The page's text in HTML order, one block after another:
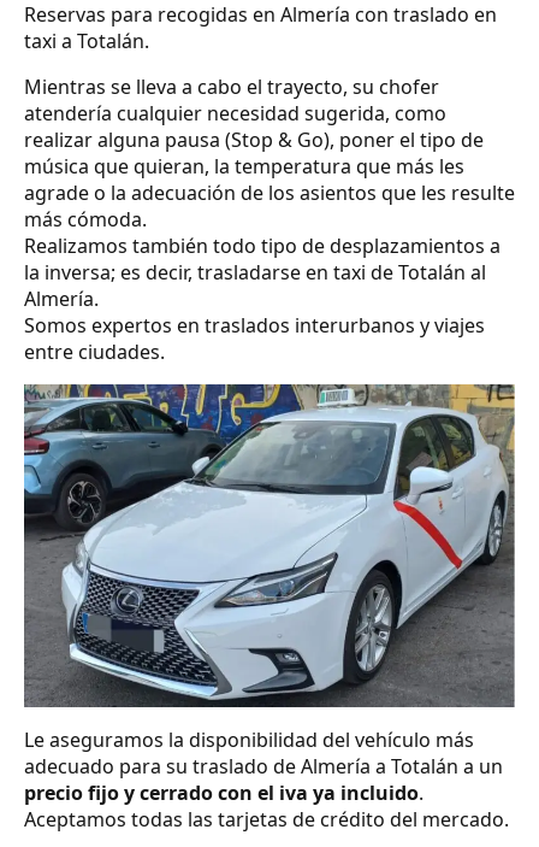
Reservas para recogidas en Almería con traslado en
taxi a Totalán.
Mientras se lleva a cabo el trayecto, su chofer
atendería cualquier necesidad sugerida, como
realizar alguna pausa (Stop & Go), poner el tipo de
música que quieran, la temperatura que más les
agrade o la adecuación de los asientos que les resulte
más cómoda.
Realizamos también todo tipo de desplazamientos a
la inversa; es decir, trasladarse en taxi de Totalán al
Almería.
Somos expertos en traslados interurbanos y viajes
entre ciudades.
Le aseguramos la disponibilidad del vehículo más
adecuado para su traslado de Almería a Totalán a un
precio fijo y cerrado con el iva ya incluido.
Aceptamos todas las tarjetas de crédito del mercado.